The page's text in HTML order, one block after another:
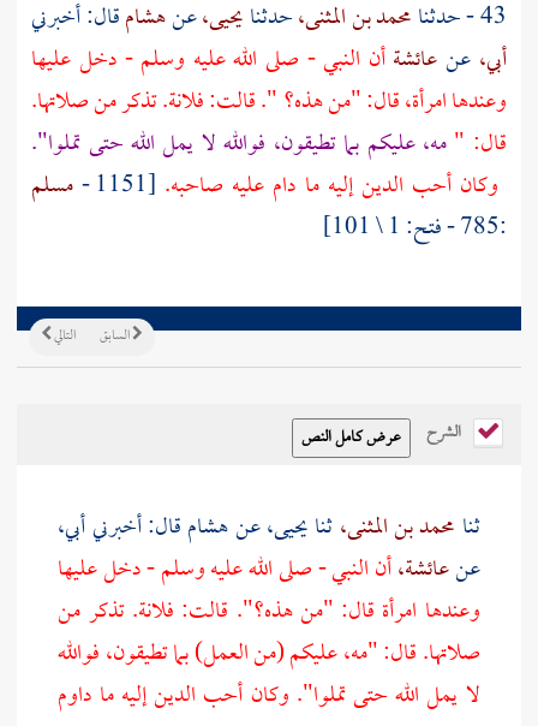
43 - حدثنا
محمد بن المثنى،حدثنايحيى،عنهشامقال: أخبرني
أبي، عنعائشةأن النبي - صلى الله عليه وسلم - دخل عليها
وعندها امرأة، قال: "من هذه؟ ". قالت: فلانة. تذكر من صلاتها.
قال: "مه، عليكم بما تطيقون، فوالله لا يمل الله حتى تملوا".
وكان أحب الدين إليه ما دام عليه صاحبه. [1151 -
مسلم
:785 - فتح: 1 \ 101]
التالي السابق
الشرح
ثنا محمد بن المثنى،ثنايحيى،عنهشامقال: أخبرني أبي،
عنعائشة،أن النبي - صلى الله عليه وسلم - دخل عليها
وعندها امرأة قال: "من هذه؟". قالت: فلانة. تذكر من
صلاتها. قال: "مه، عليكم (من العمل) بما تطيقون، فوالله
لا يمل الله حتى تملوا". وكان أحب الدين إليه ما داوم